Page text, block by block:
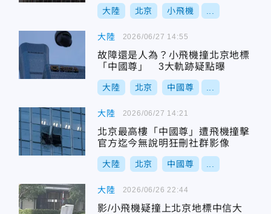
大陸 北京 小飛機
大陸
故障還是人為？小飛機撞北京地標
「中國尊」 3大軌跡疑點曝
大陸 北京 中國尊
2026/06/27 14:55
大陸
北京最高樓「中國尊」遭飛機撞擊
官方迄今無說明狂刪社群影像
大陸 北京 中國尊
2026/06/27 14:21
大陸
影/小飛機疑撞上北京地標中信大
2026/06/26 22:44